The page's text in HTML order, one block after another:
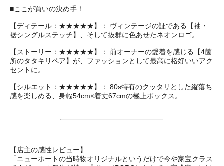
■ここが買いの決め手！
【ディテール：★★★★★】： ヴィンテージの証である【袖・
裾シングルステッチ】、そして抜群に色あせたネオンロゴ。
【ストーリー：★★★★★】： 前オーナーの愛着を感じる【4箇
所のタタキリペア】が、ファッションとして最高に格好いいアク
セントに。
【シルエット：★★★★★】： 80s特有のクッタリとした縦落ち
感を楽しめる、身幅54cm×着丈67cmの極上ボックス。
【店主の感性レビュー】
「ニューポートの当時物オリジナルというだけで今や家宝クラス